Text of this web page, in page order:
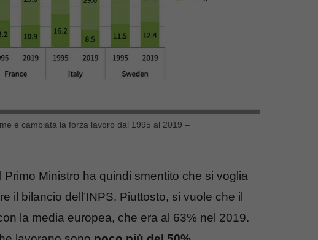
è cambiata la forza lavoro dal 1995 al 2019 –
Primo Ministro ha quindi smentito che si voglia
il bilancio dell’INPS. Piuttosto, si vuole che il
la media europea, che era al 63% nel 2019.